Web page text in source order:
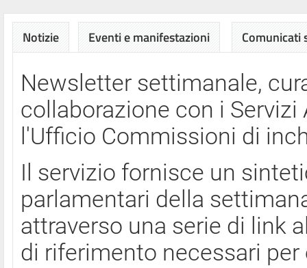
Notizie Eventi e manifestazioni Comunicati
Newsletter settimanale,
collaborazione con i
l'Ufficio Commissioni di
Il servizio fornisce un
parlamentari della
attraverso una serie di link
di riferimento necessari